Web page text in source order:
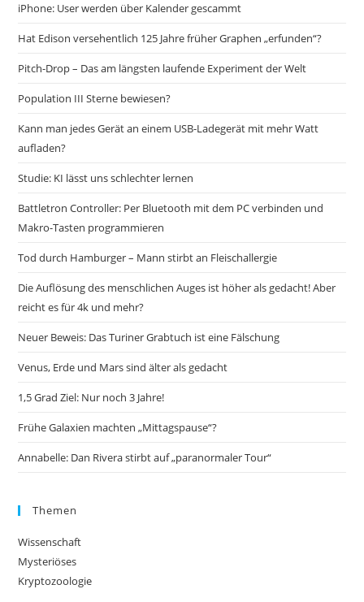
iPhone: User werden über Kalender gescammt
Hat Edison versehentlich 125 Jahre früher Graphen „erfunden“?
Pitch-Drop – Das am längsten laufende Experiment der Welt
Population III Sterne bewiesen?
Kann man jedes Gerät an einem USB-Ladegerät mit mehr Watt
aufladen?
Studie: KI lässt uns schlechter lernen
Battletron Controller: Per Bluetooth mit dem PC verbinden und
Makro-Tasten programmieren
Tod durch Hamburger – Mann stirbt an Fleischallergie
Die Auflösung des menschlichen Auges ist höher als gedacht! Aber
reicht es für 4k und mehr?
Neuer Beweis: Das Turiner Grabtuch ist eine Fälschung
Venus, Erde und Mars sind älter als gedacht
1,5 Grad Ziel: Nur noch 3 Jahre!
Frühe Galaxien machten „Mittagspause“?
Annabelle: Dan Rivera stirbt auf „paranormaler Tour“
Themen
Wissenschaft
Mysteriöses
Kryptozoologie